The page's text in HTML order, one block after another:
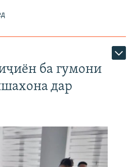
ба гумони
дар